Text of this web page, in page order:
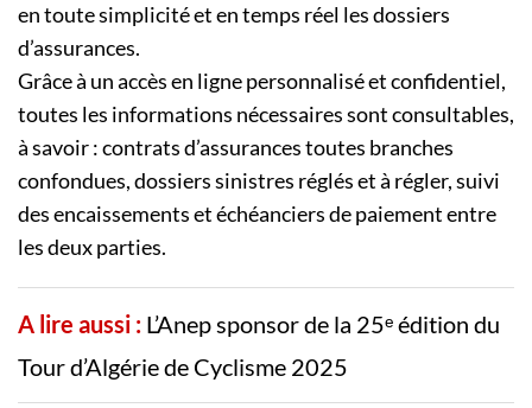
en toute simplicité et en temps réel les dossiers
d’assurances.
Grâce à un accès en ligne personnalisé et confidentiel,
toutes les informations nécessaires sont consultables,
à savoir : contrats d’assurances toutes branches
confondues, dossiers sinistres réglés et à régler, suivi
des encaissements et échéanciers de paiement entre
les deux parties.
A lire aussi : L’Anep sponsor de la 25ᵉ édition du
Tour d’Algérie de Cyclisme 2025